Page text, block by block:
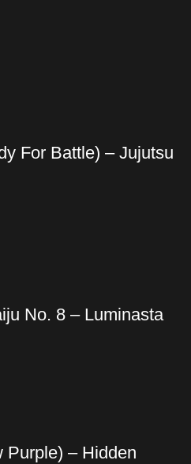
For Battle) – Jujutsu
No. 8 – Luminasta
Purple) – Hidden